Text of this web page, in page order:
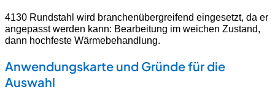
4130 Rundstahl wird branchenübergreifend eingesetzt, da er
angepasst werden kann: Bearbeitung im weichen Zustand,
dann hochfeste Wärmebehandlung.
Anwendungskarte und Gründe für die
Auswahl